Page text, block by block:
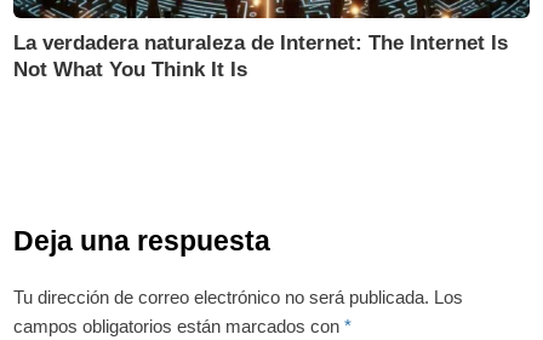
La verdadera naturaleza de Internet: The Internet Is
Not What You Think It Is
Deja una respuesta
Tu dirección de correo electrónico no será publicada. Los
campos obligatorios están marcados con*